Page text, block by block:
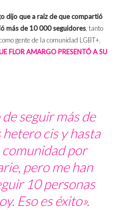
dijo que a raíz de que compartió
más de 10 000 seguidores, tanto
gente de la comunidad LGBT+.
FLOR AMARGO PRESENTÓ A SU
seguir más de
cis y hasta
comunidad por
pero me han
10 personas
Eso es éxito».